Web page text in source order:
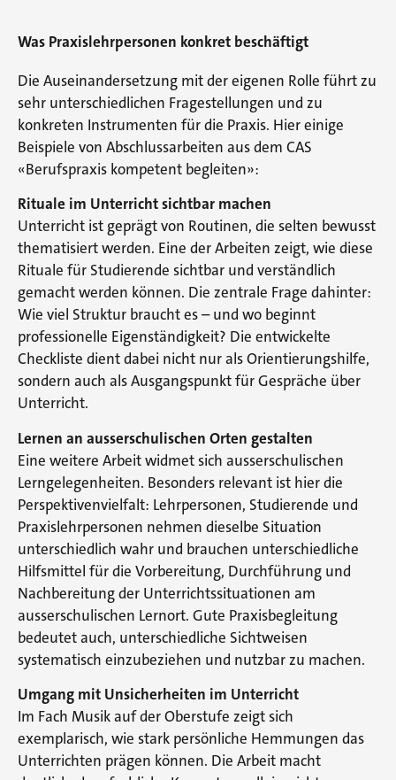
Was Praxislehrpersonen konkret beschäftigt
Die Auseinandersetzung mit der eigenen Rolle führt zu
sehr unterschiedlichen Fragestellungen und zu
konkreten Instrumenten für die Praxis. Hier einige
Beispiele von Abschlussarbeiten aus dem CAS
«Berufspraxis kompetent begleiten»:
Rituale im Unterricht sichtbar machen
Unterricht ist geprägt von Routinen, die selten bewusst
thematisiert werden. Eine der Arbeiten zeigt, wie diese
Rituale für Studierende sichtbar und verständlich
gemacht werden können. Die zentrale Frage dahinter:
Wie viel Struktur braucht es – und wo beginnt
professionelle Eigenständigkeit? Die entwickelte
Checkliste dient dabei nicht nur als Orientierungshilfe,
sondern auch als Ausgangspunkt für Gespräche über
Unterricht.
Lernen an ausserschulischen Orten gestalten
Eine weitere Arbeit widmet sich ausserschulischen
Lerngelegenheiten. Besonders relevant ist hier die
Perspektivenvielfalt: Lehrpersonen, Studierende und
Praxislehrpersonen nehmen dieselbe Situation
unterschiedlich wahr und brauchen unterschiedliche
Hilfsmittel für die Vorbereitung, Durchführung und
Nachbereitung der Unterrichtssituationen am
ausserschulischen Lernort. Gute Praxisbegleitung
bedeutet auch, unterschiedliche Sichtweisen
systematisch einzubeziehen und nutzbar zu machen.
Umgang mit Unsicherheiten im Unterricht
Im Fach Musik auf der Oberstufe zeigt sich
exemplarisch, wie stark persönliche Hemmungen das
Unterrichten prägen können. Die Arbeit macht